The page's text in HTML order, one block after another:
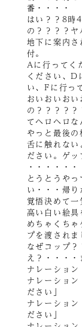
番・・・・
はい？？8時
の？？？？ヤ
地下に案内
付。
Aに行ってく
ください、D
い、Fに行っ
おいおいお
の？？？？
てヘロヘロ
やっと最後の
舌に触れない
ださい。ゲ
・・・・・
とうとうや
い・・・帰り
覚悟決めて
高い白い絵具
めちゃくち
プを渡されま
なぜコップ？
え？・・・・
ナレーション
ナレーショ
ださい」
ナレーショ
ださい」